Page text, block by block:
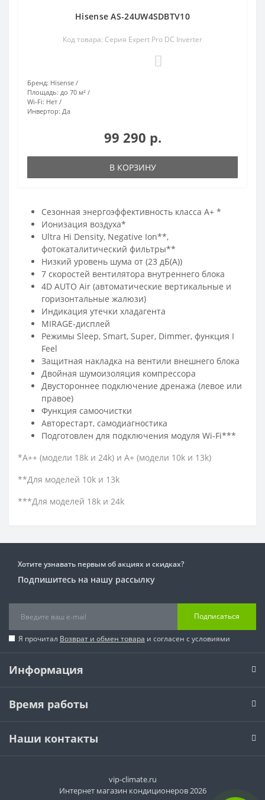
Hisense AS-24UW4SDBTV10
Код товара: Серия Expert Pro DC Inverter
Бренд: Hisense
Площадь: до 70 м²
Wi-Fi: Нет
Инвертор: Да
99 290 р.
В КОРЗИНУ
Сезонная энергоэффективность класса А+ *
Ионизация воздуха*
Ultra Hi Density, Negative Ion**,
фотокаталитический фильтры**
Низкий уровень шума от (23 дБ(А))
7 скоростей вентилятора внутреннего блока
4D AUTO Air (автоматические вертикальные и
горизонтальные жалюзи)
Индикация утечки хладагента
MIRAGE-дисплей
Режимы Sleep, Smart, Super, Dimmer, функция I
Feel
Защитная накладка на вентили внешнего блока
Двойная шумоизоляция компрессора
Двустороннее подключение дренажа (левое или
правое)
Функция самоочистки
Авторестарт, самодиагностика
Подготовлен для подключения модуля Wi-Fi***
*А++ (модели 18k и 24k) и А+ (модели 10k и 13k)
**Для моделей 10k и 13k
***Для моделей 18k и 24k
Хотите узнавать первым об акциях и скидках?
Подпишитесь на нашу рассылку
Подписаться
Я прочитал Возврат и обмен товара и согласен с условиями
Информация
Время работы
Наши контакты
vip-climate.ru
Интернет магазин кондиционеров 2026